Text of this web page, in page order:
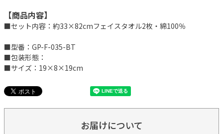
【商品内容】
■セット内容：約33×82cmフェイスタオル2枚・綿100％
■型番：GP-F-035-BT
■包装形態：
■サイズ：19×8×19cm
お届けについて